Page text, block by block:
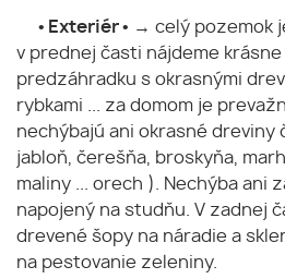
• Exteriér • → celý pozemok
v prednej časti nájdeme
predzáhradku s okrasnými
rybkami ... za domom je
nechýbajú ani okrasné dreviny
jabloň, čerešňa, broskyňa,
maliny ... orech ). Nechýba ani
napojený na studňu. V zadnej
drevené šopy na náradie a
na pestovanie zeleniny.